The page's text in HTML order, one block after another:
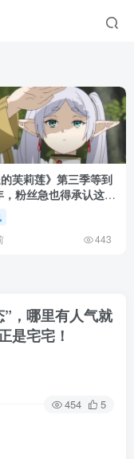
的芙莉莲》第三季等到
粉丝急也得承认这次
理！
443
，哪里有人气就
是宅宅！
454 5